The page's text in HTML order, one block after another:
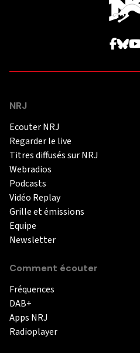
NRJ
Ecouter NRJ
Regarder le live
Titres diffusés sur NRJ
Webradios
Podcasts
Vidéo Replay
Grille et émissions
Equipe
Newsletter
Comment écouter
Fréquences
DAB+
Apps NRJ
Radioplayer